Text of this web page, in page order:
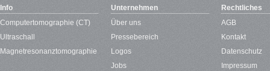
Info
Computertomographie (CT)
Ultraschall
Magnetresonanztomographie
Unternehmen
Über uns
Pressebereich
Logos
Jobs
Rechtliches
AGB
Kontakt
Datenschutz
Impressum